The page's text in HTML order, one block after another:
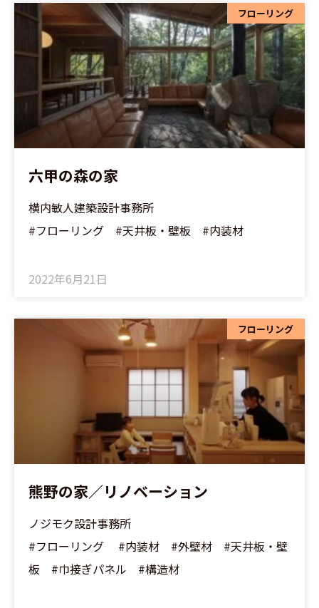
フローリング
六甲の森の家
横内敏人建築設計事務所
#フローリング #天井板・壁板 #内装材
2022年6月21日
フローリング
熊野の家／リノベーション
ノジモク設計事務所
#フローリング #内装材 #外壁材 #天井板・壁
板 #巾接ぎパネル #構造材